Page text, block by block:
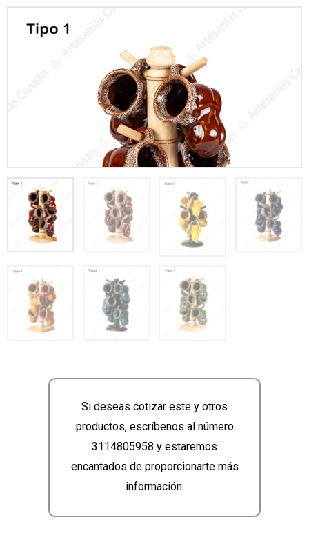
Si deseas cotizar este y otros
productos, escríbenos al número
3114805958 y estaremos
encantados de proporcionarte más
información.